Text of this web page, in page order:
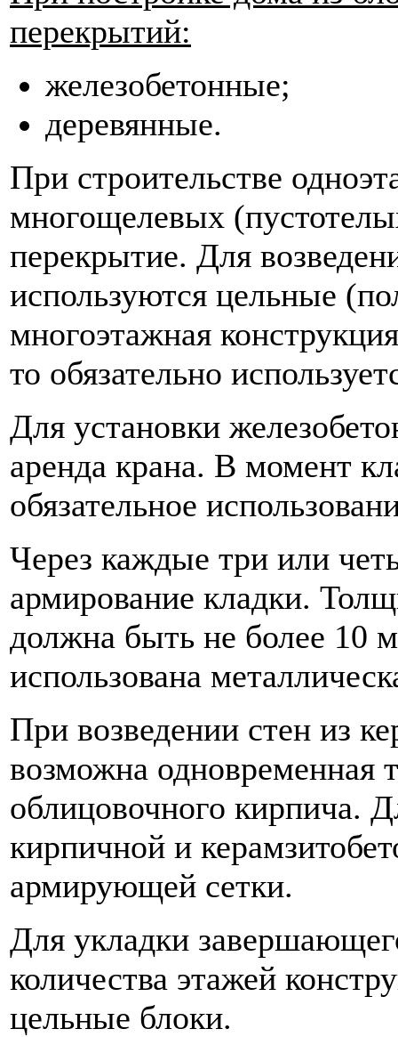
перекрытий:
железобетонные;
деревянные.
При строительстве
многощелевых
перекрытие. Для
используются цельные
многоэтажная
то обязательно
Для установки
аренда крана. В момент
обязательное
Через каждые три или
армирование кладки.
должна быть не более 10
использована
При возведении стен из
возможна одновременная
облицовочного кирпича.
кирпичной и
армирующей сетки.
Для укладки
количества этажей
цельные блоки.